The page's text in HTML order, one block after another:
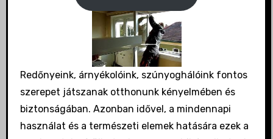
Redőnyeink, árnyékolóink, szúnyoghálóink fontos
szerepet játszanak otthonunk kényelmében és
biztonságában. Azonban idővel, a mindennapi
használat és a természeti elemek hatására ezek a